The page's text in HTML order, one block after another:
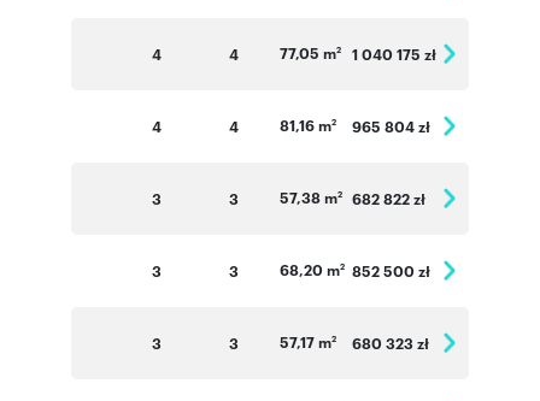
4 4 77,05 m2 1 040 175 zł
4 4 81,16 m2 965 804 zł
3 3 57,38 m2 682 822 zł
3 3 68,20 m2 852 500 zł
3 3 57,17 m2 680 323 zł